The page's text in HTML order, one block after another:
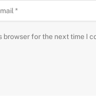
browser for the next time I